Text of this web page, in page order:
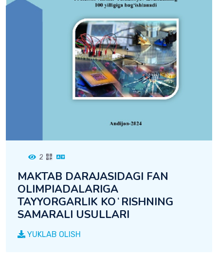
2
MAKTAB DARAJASIDAGI FAN
OLIMPIADALARIGA
TAYYORGARLIK KOʻRISHNING
SAMARALI USULLARI
YUKLAB OLISH